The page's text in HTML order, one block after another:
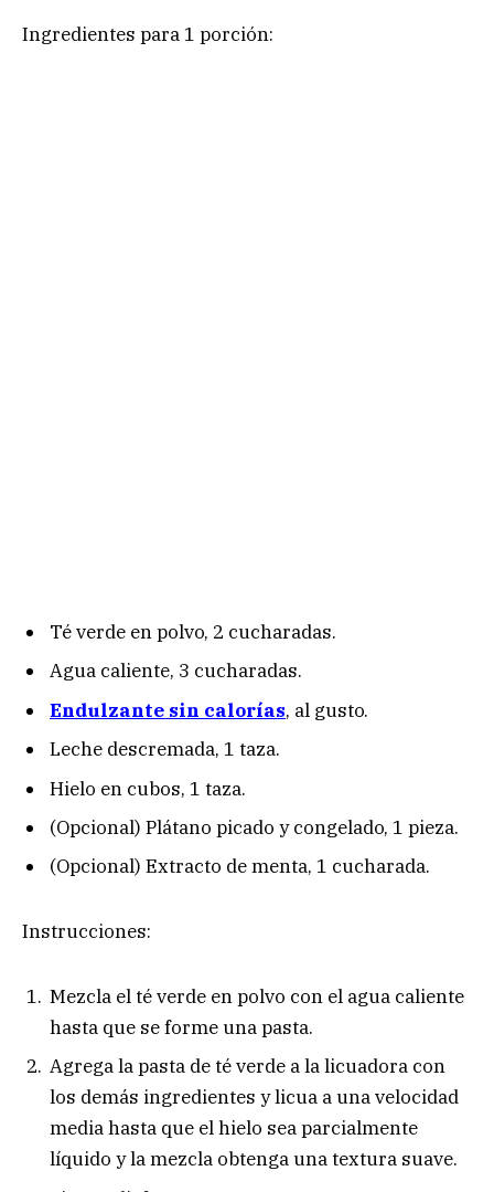
Ingredientes para 1 porción:
Té verde en polvo, 2 cucharadas.
Agua caliente, 3 cucharadas.
Endulzante sin calorías, al gusto.
Leche descremada, 1 taza.
Hielo en cubos, 1 taza.
(Opcional) Plátano picado y congelado, 1 pieza.
(Opcional) Extracto de menta, 1 cucharada.
Instrucciones:
Mezcla el té verde en polvo con el agua caliente
hasta que se forme una pasta.
Agrega la pasta de té verde a la licuadora con
los demás ingredientes y licua a una velocidad
media hasta que el hielo sea parcialmente
líquido y la mezcla obtenga una textura suave.